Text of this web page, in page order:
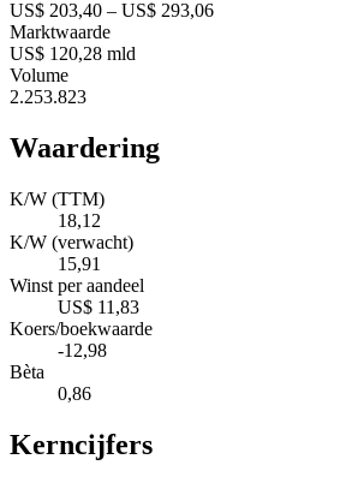
US$ 203,40 – US$ 293,06
Marktwaarde
US$ 120,28 mld
Volume
2.253.823
Waardering
K/W (TTM)
18,12
K/W (verwacht)
15,91
Winst per aandeel
US$ 11,83
Koers/boekwaarde
-12,98
Bèta
0,86
Kerncijfers